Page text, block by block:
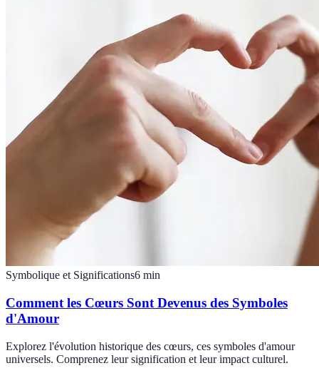
Symbolique et Significations6 min
Comment les Cœurs Sont Devenus des Symboles
d'Amour
Explorez l'évolution historique des cœurs, ces symboles d'amour
universels. Comprenez leur signification et leur impact culturel.